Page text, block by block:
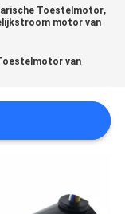
Toestelmotor,
motor van
van